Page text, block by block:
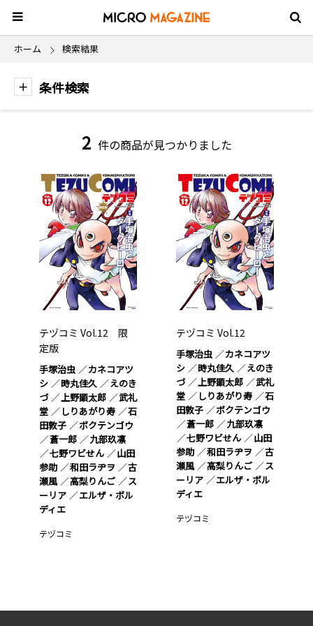
ホーム 検索結果
条件検索
2 件の商品が見つかりました
テヅコミ Vol.12 限
定版
手塚治虫
カネコアツ
シ
時丸佳久
えのき
づ
上野顕太郎
武礼
堂
しりあがり寿
石
田敦子
ボクテンゴウ
蒼一郎
九部玖凛
七野ワビせん
山田
参助
和田ラヂヲ
古
瀬風
高梨りんご
ス
ーリア
エルザ・ボル
ディエ
テヅコミ
テヅコミ Vol.12
手塚治虫
カネコアツ
シ
時丸佳久
えのき
づ
上野顕太郎
武礼
堂
しりあがり寿
石
田敦子
ボクテンゴウ
蒼一郎
九部玖凛
七野ワビせん
山田
参助
和田ラヂヲ
古
瀬風
高梨りんご
ス
ーリア
エルザ・ボル
ディエ
テヅコミ